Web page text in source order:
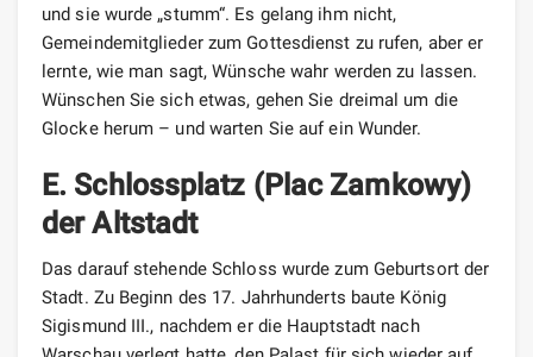
und sie wurde „stumm“. Es gelang ihm nicht,
Gemeindemitglieder zum Gottesdienst zu rufen, aber er
lernte, wie man sagt, Wünsche wahr werden zu lassen.
Wünschen Sie sich etwas, gehen Sie dreimal um die
Glocke herum – und warten Sie auf ein Wunder.
E. Schlossplatz (Plac Zamkowy)
der Altstadt
Das darauf stehende Schloss wurde zum Geburtsort der
Stadt. Zu Beginn des 17. Jahrhunderts baute König
Sigismund III., nachdem er die Hauptstadt nach